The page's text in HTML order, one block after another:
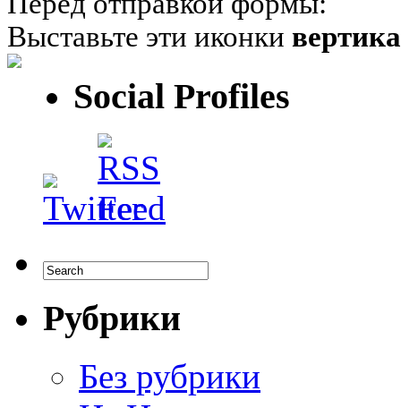
Выставьте эти иконки
Social Profiles
Рубрики
Без рубрики